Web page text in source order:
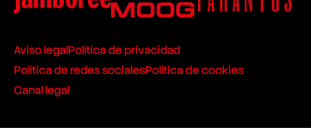
Aviso legalPolítica de privacidad
Política de redes socialesPolítica de cookies
Canal legal